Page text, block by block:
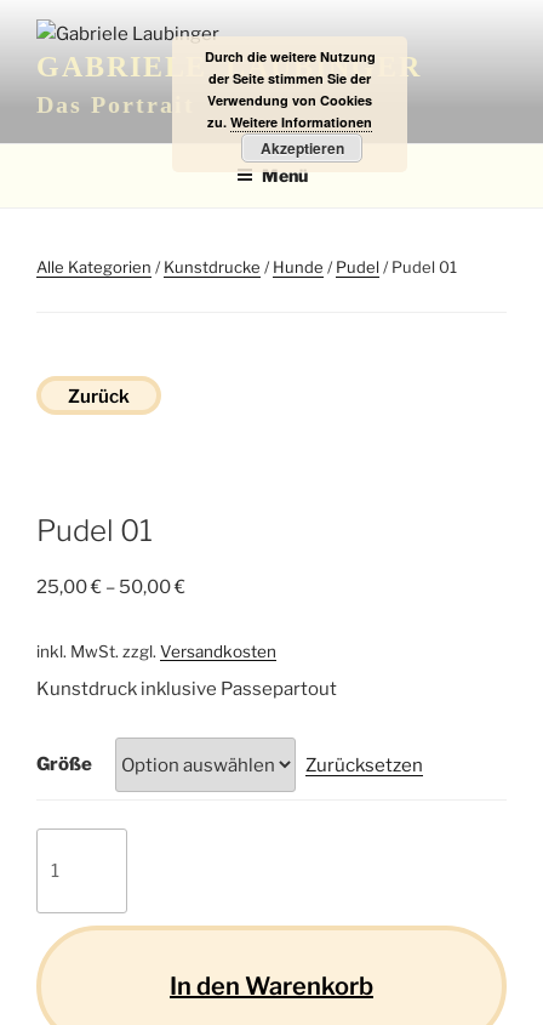
Inhalt
springenGABRIELE LAUBINGER
Das Portrait
Menü
Alle Kategorien /Kunstdrucke /Hunde /Pudel/ Pudel 01
Zurück
Pudel 01
25,00€ – 50,00€
inkl. MwSt. zzgl. Versandkosten
Kunstdruck inklusive Passepartout
Größe Zurücksetzen
01
In den Warenkorb
Durch die weitere Nutzung
der Seite stimmen Sie der
Verwendung von Cookies
zu. Weitere Informationen
Akzeptieren